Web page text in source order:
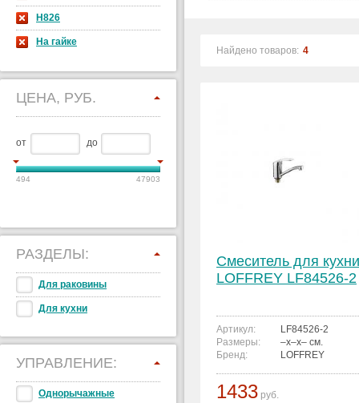
H826
На гайке
ЦЕНА, РУБ.
от до
494 47903
РАЗДЕЛЫ:
Для раковины
Для кухни
УПРАВЛЕНИЕ:
Однорычажные
Найдено товаров: 4
Смеситель для кухни
LOFFREY LF84526-2
Артикул:
LF84526-2
Размеры:
–x–x– см.
Бренд:
LOFFREY
1433 руб.